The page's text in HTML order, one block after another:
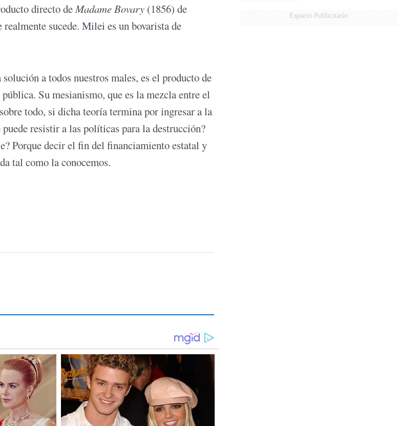
directo deMadame Bovary (1856) de
sucede. Milei es un bovarista de
a todos nuestros males, es el producto de
Su mesianismo, que es la mezcla entre el
todo, si dicha teoría termina por ingresar a la
resistir a las políticas para la destrucción?
Porque decir el fin del financiamiento estatal y
tal como la conocemos.
Espacio Publicitario